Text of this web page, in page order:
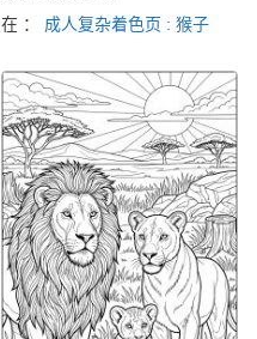
在 ： 成人复杂着色页 : 猴子